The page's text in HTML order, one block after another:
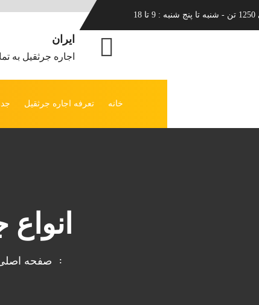
ایران
اجاره جرثقیل به
خانه تعرفه اجاره جرثقیل
صفحه